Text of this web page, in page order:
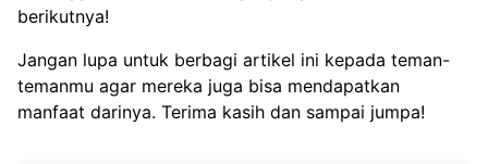
berikutnya!
Jangan lupa untuk berbagi artikel ini kepada teman-
temanmu agar mereka juga bisa mendapatkan
manfaat darinya. Terima kasih dan sampai jumpa!